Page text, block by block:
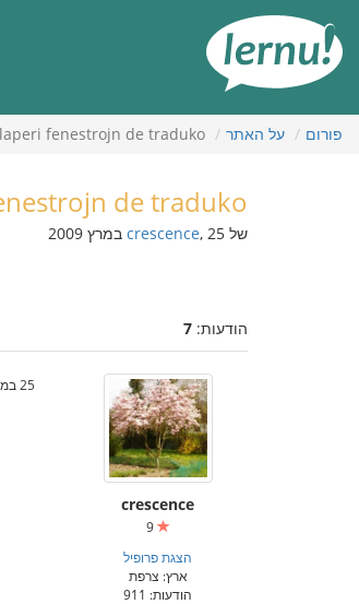
העניינים
פורום על האתר fenestrojn de traduko
de traduko
של crescence, 25 במרץ 2009
הודעות: 7
crescence
9
הצגת פרופיל
ארץ: צרפת
הודעות: 911
25 במרץ 2009, 14:17:38